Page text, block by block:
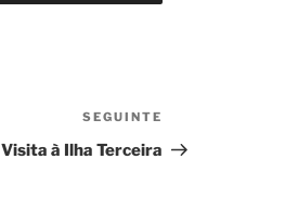
seguinte
SEGUINTE
Visita à Ilha Terceira